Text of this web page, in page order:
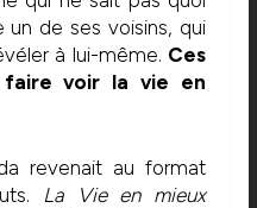
de ses voisins, qui
à lui-même. Ces
voir la vie en
revenait au format
La Vie en mieux